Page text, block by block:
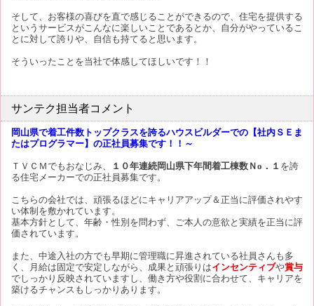
そして、お客様の喜びを直で感じることができるので、住宅を提供する
というサービスがこんなに楽しいことであるとか、自分がやっているこ
とに対して誇りや、自信も持てると思います。
そういったことを当社で体感してほしいです！！
サンテク担当者コメント
岡山県で着工件数トップクラスを誇るハウスビルダーでの【社内ＳＥま
たはプログラマー】の正社員募集です！！～
ＴＶＣＭでもおなじみ、 １０年連続岡山県下年間着工棟数Ｎо．１ を誇
る住宅メーカーでの正社員募集です。
こちらの会社では、頑張るほどにキャリアアップ＆正当に評価されやす
い体制を敷かれています。
基本方針として、年齢・性別を問わず、ご本人の意欲と実績を正当に評
価されています。
また、中途入社の方でも早期に管理職に昇進されている社員さんも多
く、月給は固定で安定しながら、成果と頑張りはインセンティブや賞与
でしっかり反映されていますし、働き方や役割に合わせて、キャリアを
築けるチャンスもしっかりあります。